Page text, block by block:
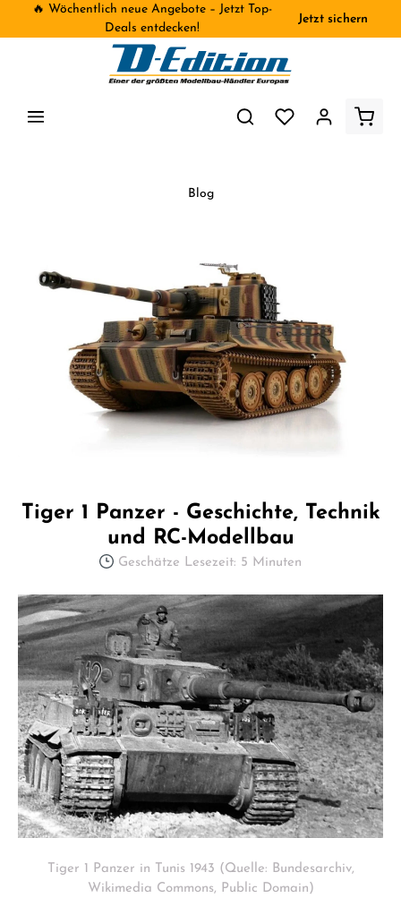
🔥 Wöchentlich neue Angebote – Jetzt Top-
Deals entdecken!
Jetzt sichern
Blog
Tiger 1 Panzer - Geschichte, Technik
und RC-Modellbau
Geschätze Lesezeit: 5 Minuten
Tiger 1 Panzer in Tunis 1943 (Quelle: Bundesarchiv,
Wikimedia Commons, Public Domain)